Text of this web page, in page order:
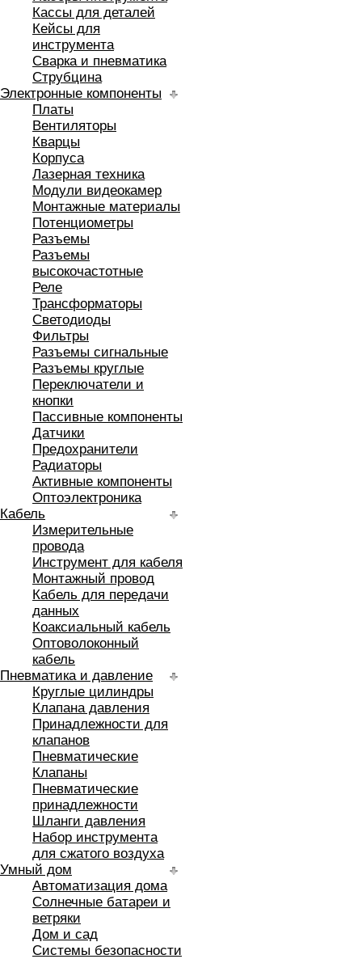
Кассы для деталей
Кейсы для
инструмента
Сварка и пневматика
Струбцина
Электронные компоненты
Платы
Вентиляторы
Кварцы
Корпуса
Лазерная техника
Модули видеокамер
Монтажные материалы
Потенциометры
Разъемы
Разъемы
высокочастотные
Реле
Трансформаторы
Светодиоды
Фильтры
Разъемы сигнальные
Разъемы круглые
Переключатели и
кнопки
Пассивные компоненты
Датчики
Предохранители
Радиаторы
Активные компоненты
Оптоэлектроника
Кабель
Измерительные
провода
Инструмент для кабеля
Монтажный провод
Кабель для передачи
данных
Коаксиальный кабель
Оптоволоконный
кабель
Пневматика и давление
Круглые цилиндры
Клапана давления
Принадлежности для
клапанов
Пневматические
Клапаны
Пневматические
принадлежности
Шланги давления
Набор инструмента
для сжатого воздуха
Умный дом
Автоматизация дома
Солнечные батареи и
ветряки
Дом и сад
Системы безопасности